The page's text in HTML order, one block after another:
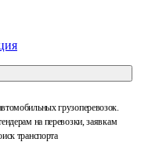
грузоперевозок.
на перевозки, заявкам
транспорта